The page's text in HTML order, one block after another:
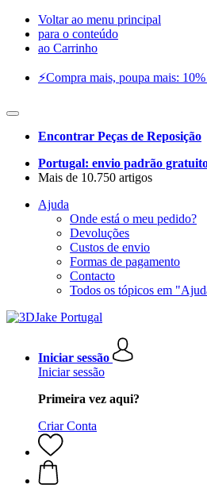
Voltar ao menu principal
para o conteúdo
ao Carrinho
⚡️Compra mais, poupa mais:
Encontrar Peças de Reposição
Portugal: envio padrão
Mais de 10.750 artigos
Ajuda
Onde está o meu pedido?
Devoluções
Custos de envio
Formas de pagamento
Contacto
Todos os tópicos em
Iniciar sessão
Iniciar sessão
Primeira vez aqui?
Criar Conta